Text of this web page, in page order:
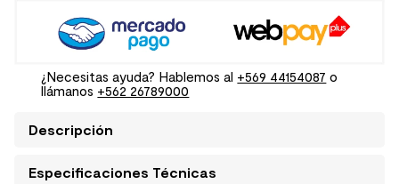
¿Necesitas ayuda? Hablemos al +569 44154087 o
llámanos +562 26789000
Descripción
Especificaciones Técnicas